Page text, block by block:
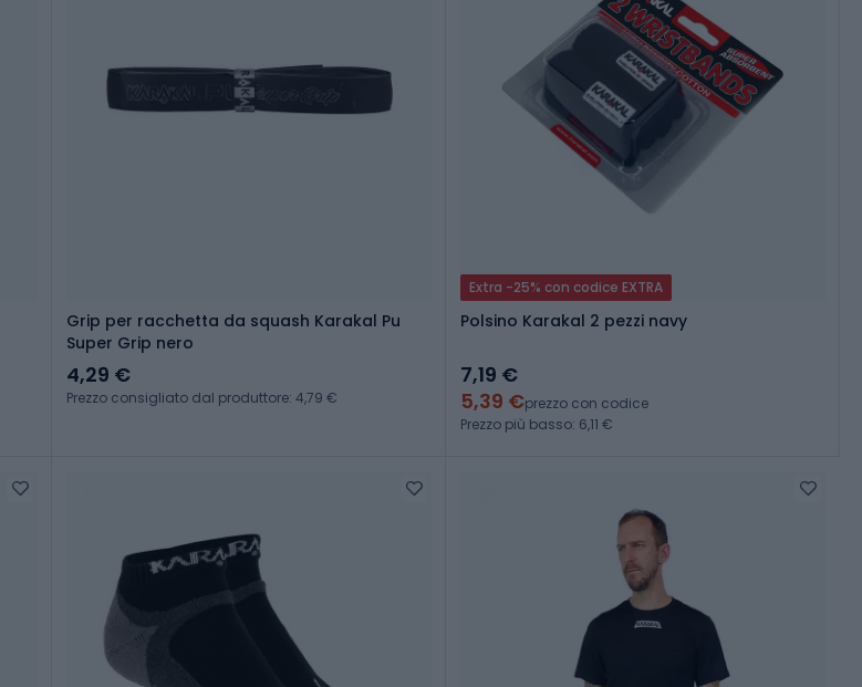
Grip per racchetta da squash Karakal Pu
Super Grip nero
4,29 €
Prezzo consigliato dal produttore: 4,79 €
Extra -25% con codice EXTRA
Polsino Karakal 2 pezzi navy
7,19 €
5,39 €prezzo con codice
Prezzo più basso: 6,11 €